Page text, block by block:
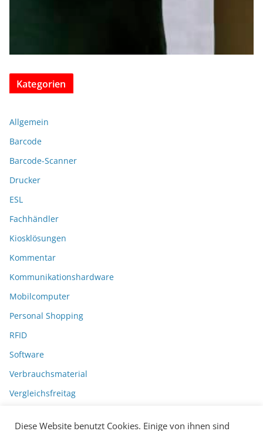
Kategorien
Allgemein
Barcode
Barcode-Scanner
Drucker
ESL
Fachhändler
Kiosklösungen
Kommentar
Kommunikationshardware
Mobilcomputer
Personal Shopping
RFID
Software
Verbrauchsmaterial
Vergleichsfreitag
Diese Website benutzt Cookies. Einige von ihnen sind